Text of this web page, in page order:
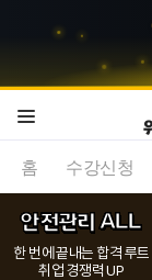
홈
수강신청
안전관리 ALL
한 번에 끝내는 합격 루트
취업 경쟁력 UP